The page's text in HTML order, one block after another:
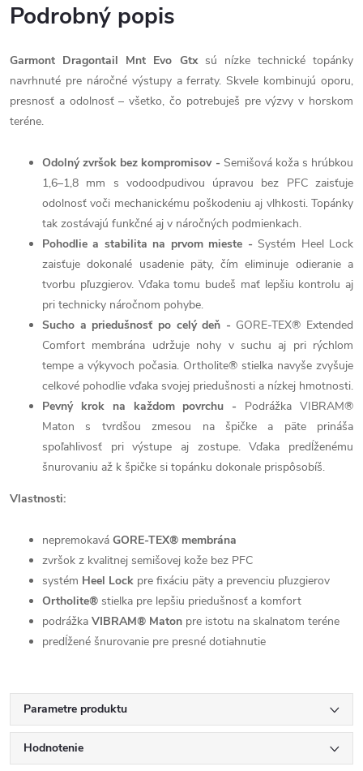
Podrobný popis
Garmont Dragontail Mnt Evo Gtxsú nízke technické topánky
navrhnuté pre náročné výstupy a ferraty. Skvele kombinujú oporu,
presnosť a odolnosť – všetko, čo potrebuješ pre výzvy v horskom
teréne.
Odolný zvršok bez kompromisov - Semišová koža s hrúbkou
1,6–1,8 mm s vodoodpudivou úpravou bez PFC zaisťuje
odolnosť voči mechanickému poškodeniu aj vlhkosti. Topánky
tak zostávajú funkčné aj v náročných podmienkach.
Pohodlie a stabilita na prvom mieste - Systém Heel Lock
zaisťuje dokonalé usadenie päty, čím eliminuje odieranie a
tvorbu pľuzgierov. Vďaka tomu budeš mať lepšiu kontrolu aj
pri technicky náročnom pohybe.
Sucho a priedušnosť po celý deň - GORE-TEX® Extended
Comfort membrána udržuje nohy v suchu aj pri rýchlom
tempe a výkyvoch počasia. Ortholite® stielka navyše zvyšuje
celkové pohodlie vďaka svojej priedušnosti a nízkej hmotnosti.
Pevný krok na každom povrchu - Podrážka VIBRAM®
Maton s tvrdšou zmesou na špičke a päte prináša
spoľahlivosť pri výstupe aj zostupe. Vďaka predĺženému
šnurovaniu až k špičke si topánku dokonale prispôsobíš.
Vlastnosti:
nepremokavá GORE-TEX® membrána
zvršok z kvalitnej semišovej kože bez PFC
systém Heel Lock pre fixáciu päty a prevenciu pľuzgierov
Ortholite® stielka pre lepšiu priedušnosť a komfort
podrážka VIBRAM® Maton pre istotu na skalnatom teréne
predĺžené šnurovanie pre presné dotiahnutie
Parametre produktu
Hodnotenie